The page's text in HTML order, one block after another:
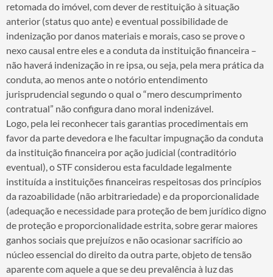
retomada do imóvel, com dever de restituição à situação
anterior (status quo ante) e eventual possibilidade de
indenização por danos materiais e morais, caso se prove o
nexo causal entre eles e a conduta da instituição financeira –
não haverá indenização in re ipsa, ou seja, pela mera prática da
conduta, ao menos ante o notório entendimento
jurisprudencial segundo o qual o “mero descumprimento
contratual” não configura dano moral indenizável.
Logo, pela lei reconhecer tais garantias procedimentais em
favor da parte devedora e lhe facultar impugnação da conduta
da instituição financeira por ação judicial (contraditório
eventual), o STF considerou esta faculdade legalmente
instituída a instituições financeiras respeitosas dos princípios
da razoabilidade (não arbitrariedade) e da proporcionalidade
(adequação e necessidade para proteção de bem jurídico digno
de proteção e proporcionalidade estrita, sobre gerar maiores
ganhos sociais que prejuízos e não ocasionar sacrifício ao
núcleo essencial do direito da outra parte, objeto de tensão
aparente com aquele a que se deu prevalência à luz das